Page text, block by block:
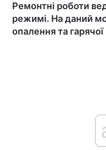
Ремонтні роботи
режимі. На даний
опалення та